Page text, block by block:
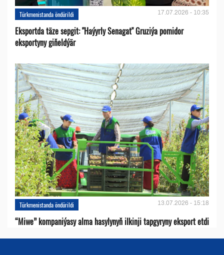
Türkmenistanda öndürildi 17.07.2026 - 10:35
Eksportda täze sepgit: "Haýyrly Senagat" Gruziýa pomidor
eksportyny giňeldýär
Türkmenistanda öndürildi 13.07.2026 - 15:18
“Miwe” kompaniýasy alma hasylynyň ilkinji tapgyryny eksport etdi